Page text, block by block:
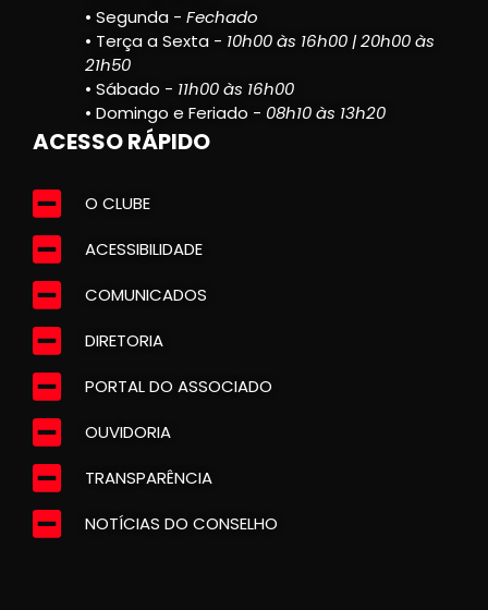
• Segunda - Fechado
• Terça a Sexta - 10h00 às 16h00 | 20h00 às
21h50
• Sábado - 11h00 às 16h00
• Domingo e Feriado - 08h10 às 13h20
ACESSO RÁPIDO
O CLUBE
ACESSIBILIDADE
COMUNICADOS
DIRETORIA
PORTAL DO ASSOCIADO
OUVIDORIA
TRANSPARÊNCIA
NOTÍCIAS DO CONSELHO